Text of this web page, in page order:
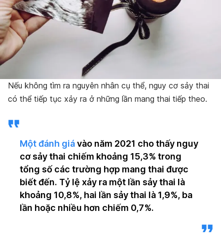
Nếu không tìm ra nguyên nhân cụ thể, nguy cơ sảy thai
có thể tiếp tục xảy ra ở những lần mang thai tiếp theo.
Một đánh giávào năm 2021 cho thấy nguy
cơ sảy thai chiếm khoảng 15,3% trong
tổng số các trường hợp mang thai được
biết đến. Tỷ lệ xảy ra một lần sảy thai là
khoảng 10,8%, hai lần sảy thai là 1,9%, ba
lần hoặc nhiều hơn chiếm 0,7%.